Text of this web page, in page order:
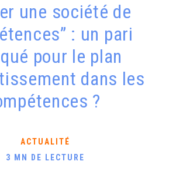
une société de
: un pari
pour le plan
dans les
?
ACTUALITÉ
3 MN DE LECTURE